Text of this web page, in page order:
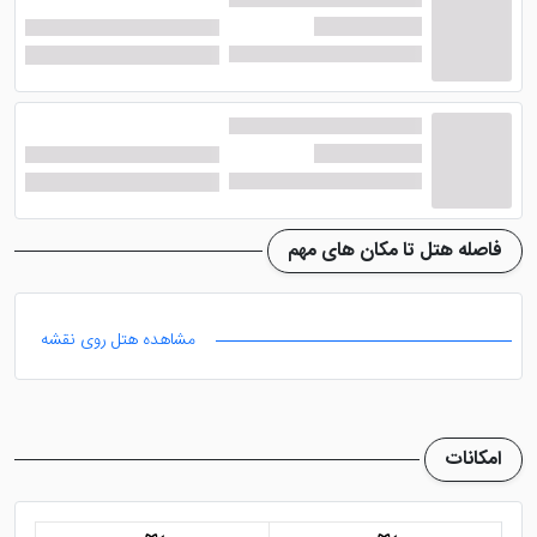
حمام همراه دوش و وان، مبلمان راحتی و ... اشاره نمود.
همچنین در هر یک از این واحدهای آپارتمانی یک آشپزخانه
کامل همراه با اجاق گاز، مایکروویو، چای ساز و قهوه ساز
تدارک دیده شده است. چشم انداز تراس اتاق ها، رو به شهر
بوده و میهمانان می توانند در تاریکی شب یا روز نظاره گر
شلوغی آن باشند.
امکانات هتل آپارتمان سامور دبی
کند. پرسنل هتل با تلاش های شبانه روزی، رضایت تمامی
مهمانان مقیم در هتل سامور را کسب می کنند و بهترین
خدمات را به آن ها ارائه می دهند. در ادامه چند نمونه از این
فاصله هتل تا مکان های مهم
مشاهده هتل روی نقشه
امکانات